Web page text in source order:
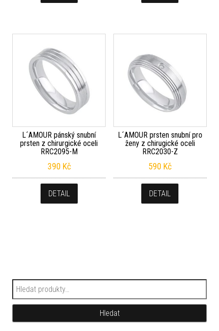
L´AMOUR pánský snubní
prsten z chirurgické oceli
RRC2095-M
390 Kč
DETAIL
L´AMOUR prsten snubní pro
ženy z chirugické oceli
RRC2030-Z
590 Kč
DETAIL
Hledat:
Hledat